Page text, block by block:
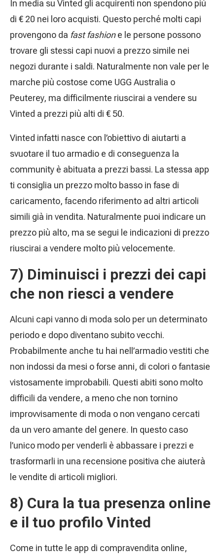
In media su Vinted gli acquirenti non spendono più
di € 20 nei loro acquisti. Questo perché molti capi
provengono da fast fashione le persone possono
trovare gli stessi capi nuovi a prezzo simile nei
negozi durante i saldi. Naturalmente non vale per le
marche più costose come UGG Australia o
Peuterey, ma difficilmente riuscirai a vendere su
Vinted a prezzi più alti di € 50.
Vinted infatti nasce con l’obiettivo di aiutarti a
svuotare il tuo armadio e di conseguenza la
community è abituata a prezzi bassi. La stessa app
ti consiglia un prezzo molto basso in fase di
caricamento, facendo riferimento ad altri articoli
simili già in vendita. Naturalmente puoi indicare un
prezzo più alto, ma se segui le indicazioni di prezzo
riuscirai a vendere molto più velocemente.
7) Diminuisci i prezzi dei capi
che non riesci a vendere
Alcuni capi vanno di moda solo per un determinato
periodo e dopo diventano subito vecchi.
Probabilmente anche tu hai nell’armadio vestiti che
non indossi da mesi o forse anni, di colori o fantasie
vistosamente improbabili. Questi abiti sono molto
difficili da vendere, a meno che non tornino
improvvisamente di moda o non vengano cercati
da un vero amante del genere. In questo caso
l’unico modo per venderli è abbassare i prezzi e
trasformarli in una recensione positiva che aiuterà
le vendite di articoli migliori.
8) Cura la tua presenza online
e il tuo profilo Vinted
Come in tutte le app di compravendita online,